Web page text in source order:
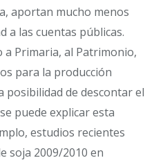
aportan mucho menos
a las cuentas públicas.
a Primaria, al Patrimonio,
para la producción
de descontar el
puede explicar esta
estudios recientes
soja 2009/2010 en